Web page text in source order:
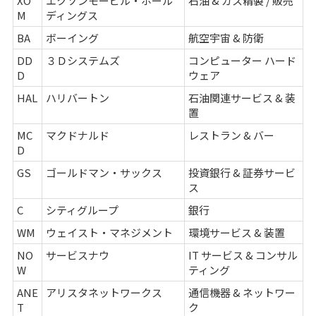
M
ディングス
BA ボーイング
航空宇宙 & 防衛
DD
D
３Ｄシステムズ
コンピューター ハード
ウェア
HAL
ハリバートン
石油関連サービス & 装
置
MC
D
マクドナルド レストラン & バー
GS ゴールドマン・サックス
投資銀行 & 証券サービ
ス
C
シティグループ
銀行
WM
ウェイスト・マネジメント
環境サービス & 装置
NO
W
サービスナウ
IT サービス & コンサル
ティング
ANE
T
アリスタネットワークス
通信機器 & ネットワー
ク